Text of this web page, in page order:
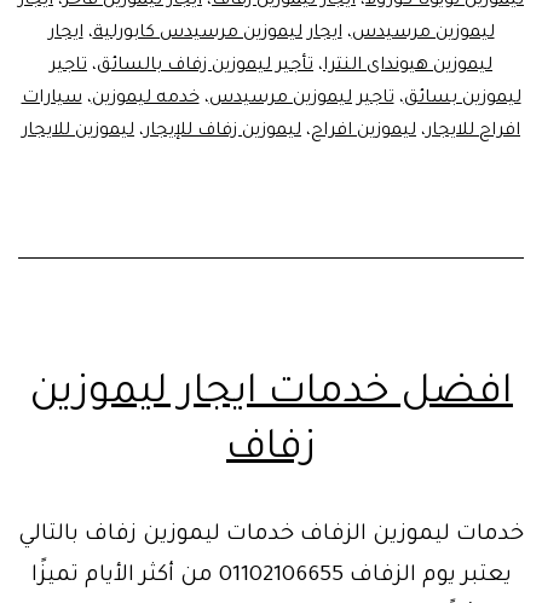
ليموزين مرسيدس،ايجار ليموزين مرسيدس كابورلية،ايجار
ليموزين هيونداى النترا، تأجير ليموزين زفاف بالسائق، تاجير
ليموزين بسائق،تاجير ليموزين مرسيدس،خدمه ليموزين،سيارات
افراح للايجار، ليموزين افراح، ليموزين زفاف للإيجار، ليموزين للايجار
افضل خدمات ايجار ليموزين
زفاف
خدمات ليموزين الزفاف خدمات ليموزين زفاف بالتالي
يعتبر يوم الزفاف 01102106655 من أكثر الأيام تميزًا